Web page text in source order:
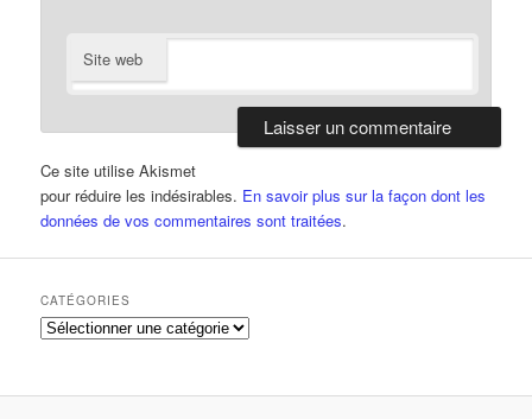
Site web
Ce site utilise Akismet
pour réduire les indésirables. En savoir plus sur la façon dont les
données de vos commentaires sont traitées.
CATÉGORIES
Catégories